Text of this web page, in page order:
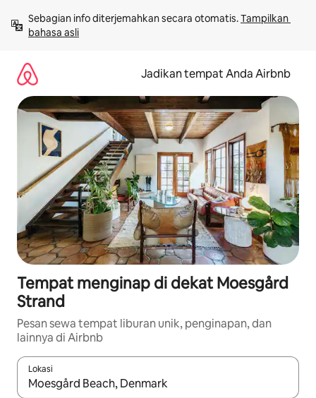
langsung
lihat
Sebagian info diterjemahkan secara otomatis. Tampilkan
bahasa asli
Jadikan tempat Anda Airbnb
Tempat menginap di dekat Moesgård
Strand
Pesan sewa tempat liburan unik, penginapan, dan
lainnya di Airbnb
Lokasi
Jika hasil yang dicari tersedia, telusuri dengan tombol panah